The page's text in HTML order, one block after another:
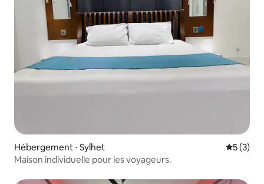
Hébergement ⋅ Sylhet
5 (3)
Maison individuelle pour les voyageurs.